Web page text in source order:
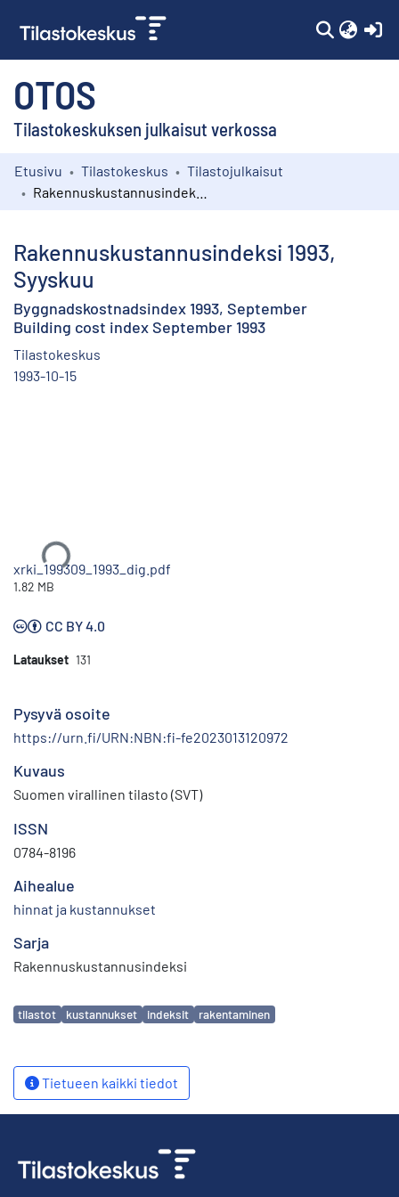
OTOS
Tilastokeskuksen julkaisut verkossa
Kokoelmat
Etusivu Tilastokeskus
Tilastojulkaisut
Rakennuskustannusindeksi 1993,
Syyskuu
Byggnadskostnadsindex 1993, September
Building cost index September 1993
Tilastokeskus
1993-10-15
Ladataan...
xrki_199309_1993_dig.pdf
1.82 MB
CC BY 4.0
Lataukset 131
Pysyvä osoite
https://urn.fi/URN:NBN:fi-fe2023013120972
Kuvaus
Suomen virallinen tilasto (SVT)
ISSN
0784-8196
Aihealue
hinnat ja kustannukset
Sarja
Rakennuskustannusindeksi
Avainsanat
tilastot kustannukset indeksit rakentaminen
Tietueen kaikki tiedot